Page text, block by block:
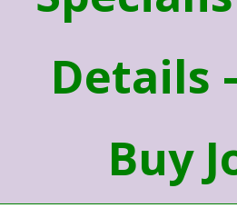
Details
Buy